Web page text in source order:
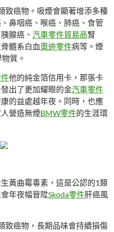
致癌物。吸煙會顯著增添多種
鼻咽癌、喉癌、肺癌、食管
腺癌、 汽車零件貿易商腎
髓系白血奧迪零件病等。煙
質。
他的純金箔信用卡，那張卡
出了更加耀眼的金汽車零件
的益處越年夜。同時，也應
營造無煙BMW零件的生涯環
黃曲霉毒素，這是公認的1類
年夜幅晉陞Skoda零件肝癌風
致癌物，長期品味會持續損傷